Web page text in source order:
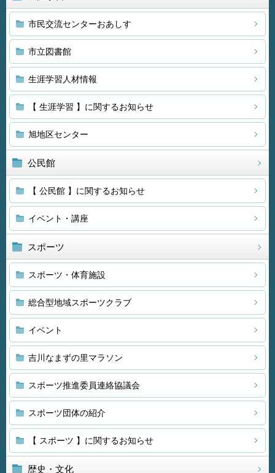
市民交流センターおあしす
市立図書館
生涯学習人材情報
【 生涯学習 】に関するお知らせ
旭地区センター
公民館
【 公民館 】に関するお知らせ
イベント・講座
スポーツ
スポーツ・体育施設
総合型地域スポーツクラブ
イベント
吉川なまずの里マラソン
スポーツ推進委員連絡協議会
スポーツ団体の紹介
【 スポーツ 】に関するお知らせ
歴史・文化